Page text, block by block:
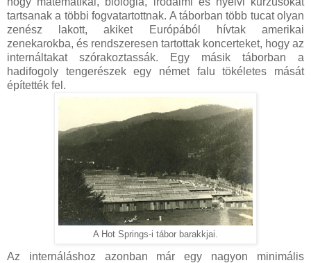
tartsanak a többi fogvatartottnak. A táborban több tucat olyan
zenész lakott, akiket Európából hívtak amerikai
zenekarokba, és rendszeresen tartottak koncerteket, hogy az
internáltakat szórakoztassák. Egy másik táborban a
hadifogoly tengerészek egy német falu tökéletes mását
építették fel.
A Hot Springs-i tábor barakkjai.
Az internáláshoz azonban már egy nagyon minimális